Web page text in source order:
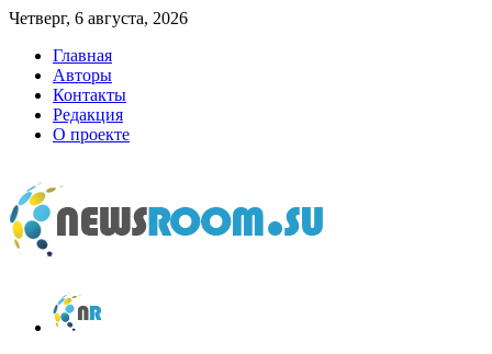
Четверг, 6 августа, 2026
Главная
Авторы
Контакты
Редакция
О проекте
newsroom.su
Новости о новостях